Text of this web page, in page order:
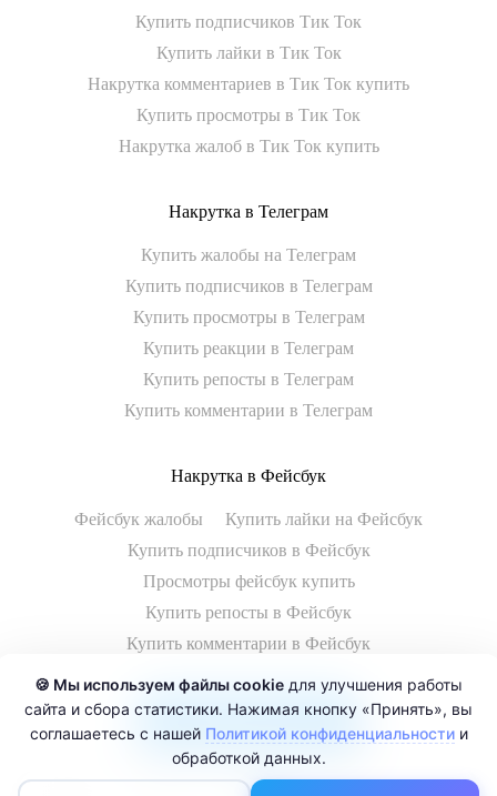
Купить подписчиков Тик Ток
Купить лайки в Тик Ток
Накрутка комментариев в Тик Ток купить
Купить просмотры в Тик Ток
Накрутка жалоб в Тик Ток купить
Накрутка в Телеграм
Купить жалобы на Телеграм
Купить подписчиков в Телеграм
Купить просмотры в Телеграм
Купить реакции в Телеграм
Купить репосты в Телеграм
Купить комментарии в Телеграм
Накрутка в Фейсбук
Фейсбук жалобы
Купить лайки на Фейсбук
Купить подписчиков в Фейсбук
Просмотры фейсбук купить
Купить репосты в Фейсбук
Купить комментарии в Фейсбук
Смотреть все услуги
🍪 Мы используем файлы cookie для улучшения работы
сайта и сбора статистики. Нажимая кнопку «Принять», вы
соглашаетесь с нашей Политикой конфиденциальностии
обработкой данных.